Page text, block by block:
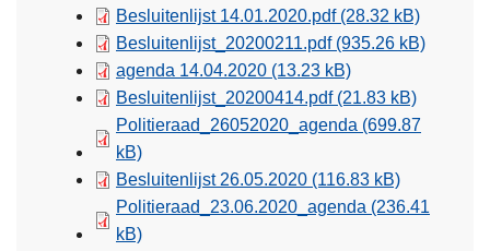
Besluitenlijst 14.01.2020.pdf (28.32 kB)
Besluitenlijst_20200211.pdf (935.26 kB)
agenda 14.04.2020 (13.23 kB)
Besluitenlijst_20200414.pdf (21.83 kB)
Politieraad_26052020_agenda (699.87
kB)
Besluitenlijst 26.05.2020 (116.83 kB)
Politieraad_23.06.2020_agenda (236.41
kB)